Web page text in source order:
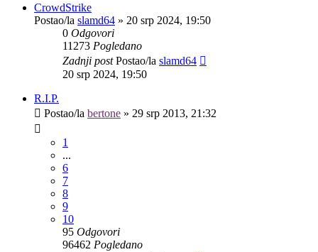
CrowdStrike
Postao/la slamd64 » 20 srp 2024, 19:50
0 Odgovori
11273 Pogledano
Zadnji postPostao/la slamd64
20 srp 2024, 19:50
R.I.P.
Postao/la bertone » 29 srp 2013, 21:32
1
...
6
7
8
9
10
95 Odgovori
96462 Pogledano